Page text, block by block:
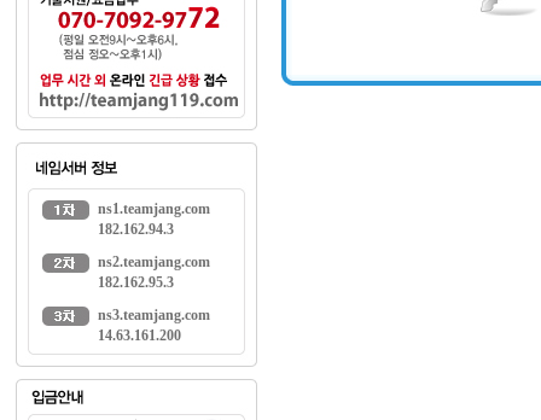
ns1.teamjang.com
182.162.94.3
ns2.teamjang.com
182.162.95.3
ns3.teamjang.com
14.63.161.200